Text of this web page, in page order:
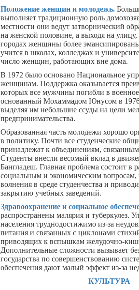
Положение женщин и молодежь.
выполняет традиционную роль
местности они ведут затворнический
на женской половине, а выходя на
городах женщины более
учится в школах, колледжах и
число женщин, работающих вне дома.
В 1972 было основано Национальное
женщинам. Поддержка оказывается
которых все мужчины погибли в
основанный Мохаммадом Юнусом в
выделяя им небольшие ссуды на цели
предпринимательства.
Образованная часть молодежи хорошо
в политику. Почти все студенческие
принадлежат к объединениям,
Студенты внесли весомый вклад в
Бангладеш. Главная проблема состоит в
социальным и экономическим вопросам,
волнения в среде студенчества и
закрытию учебных заведений.
Здравоохранение и социальное
распространены малярия и туберкулез.
населения труднодостижимо из-за
питания и связанных с циклонами
приводящих к вспышкам желудочно-
Дополнительные сложности вызывает
государства по совершенствованию
обеспечения дают малый эффект из-за
КУЛЬТУРА